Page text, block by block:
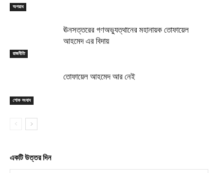
অপরাধ
রাজনীতি
ঊনসত্তরের গণঅভ্যুত্থানের মহানায়ক তোফায়েল
আহমেদ এর বিদায়
শোক সংবাদ
তোফায়েল আহমেদ আর নেই
একটি উত্তর দিন